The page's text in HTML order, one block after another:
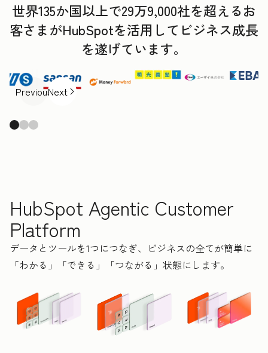
世界135か国以上で29万9,000社を超えるお
客さまがHubSpotを活用してビジネス成長
を遂げています。
PreviousNext
HubSpot Agentic Customer
Platform
データとツールを1つにつなぎ、ビジネスの全てが簡単に
「わかる」「できる」「つながる」状態にします。